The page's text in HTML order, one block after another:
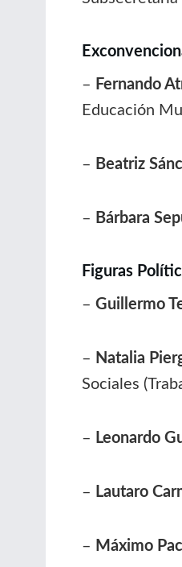
– Fernando
Educación
– Beatriz
– Bárbara
Figuras
– Guillermo
– Natalia
Sociales
– Leonardo
– Lautaro
– Máximo